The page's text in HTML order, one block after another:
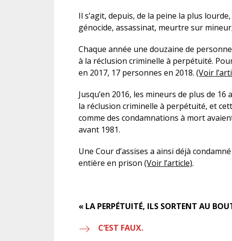
Il s’agit, depuis, de la peine la plus
génocide, assassinat, meurtre sur
Chaque année une douzaine de
à la réclusion criminelle à perpétuité.
en 2017, 17 personnes en 2018. (Voir
Jusqu’en 2016, les mineurs de plus de
la réclusion criminelle à perpétuité, et
comme des condamnations à mort
avant 1981.
Une Cour d’assises a ainsi déjà
entière en prison (Voir l’article).
« LA PERPÉTUITÉ, ILS SORTENT AU
C’EST FAUX.